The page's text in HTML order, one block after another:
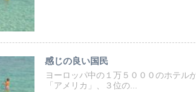
感じの良い国民
ヨーロッパ中の１万５０００のホテル
「アメリカ」、３位の...